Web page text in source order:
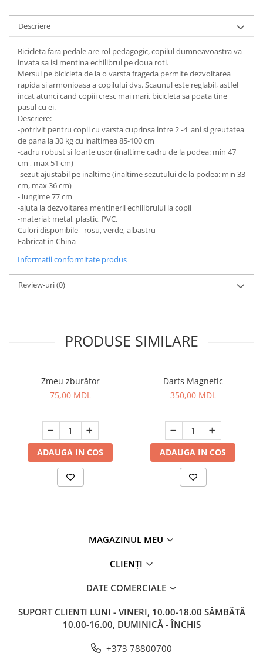
Descriere
Bicicleta fara pedale are rol pedagogic, copilul dumneavoastra va
invata sa isi mentina echilibrul pe doua roti.
Mersul pe bicicleta de la o varsta frageda permite dezvoltarea
rapida si armonioasa a copilului dvs. Scaunul este reglabil, astfel
incat atunci cand copiii cresc mai mari, bicicleta sa poata tine
pasul cu ei.
Descriere:
-potrivit pentru copii cu varsta cuprinsa intre 2 -4 ani si greutatea
de pana la 30 kg cu inaltimea 85-100 cm
-cadru robust si foarte usor (inaltime cadru de la podea: min 47
cm , max 51 cm)
-sezut ajustabil pe inaltime (inaltime sezutului de la podea: min 33
cm, max 36 cm)
- lungime 77 cm
-ajuta la dezvoltarea mentinerii echilibrului la copii
-material: metal, plastic, PVC.
Culori disponibile - rosu, verde, albastru
Fabricat in China
Informatii conformitate produs
Review-uri(0)
PRODUSE SIMILARE
Zmeu zburător
75,00 MDL
ADAUGA IN COS
Darts Magnetic
350,00 MDL
ADAUGA IN COS
MAGAZINUL MEU
CLIENȚI
DATE COMERCIALE
SUPORT CLIENTI LUNI - VINERI, 10.00-18.00 SÂMBĂTĂ
10.00-16.00, DUMINICĂ - ÎNCHIS
+373 78800700